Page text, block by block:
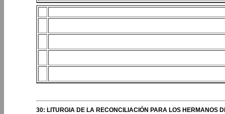
30: LITURGIA DE LA RECONCILIACIÓN PARA LOS HERMANOS